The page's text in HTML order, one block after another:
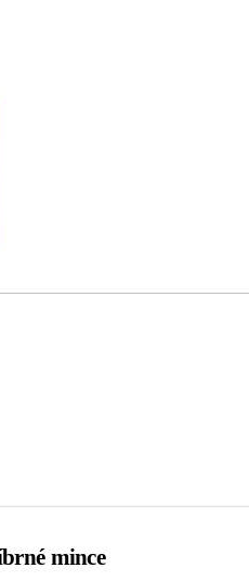
mince